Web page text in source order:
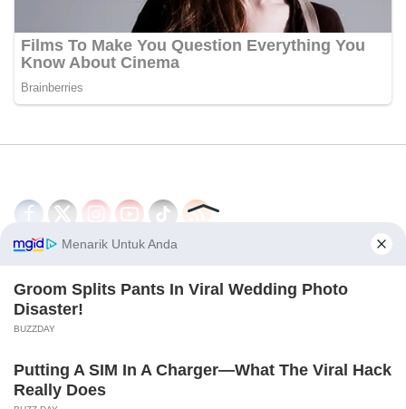
Tentang Kami
PEDOMAN MEDIA SIBER
© 2026 - CakrawalaNews.co